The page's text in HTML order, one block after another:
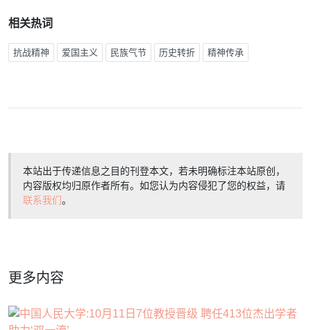
相关热词
抗战精神 爱国主义 民族气节 历史转折 精神传承
本站出于传递信息之目的刊登本文，若未明确标注本站原创，
内容版权均归原作者所有。如您认为内容侵犯了您的权益，请
联系我们。
更多内容